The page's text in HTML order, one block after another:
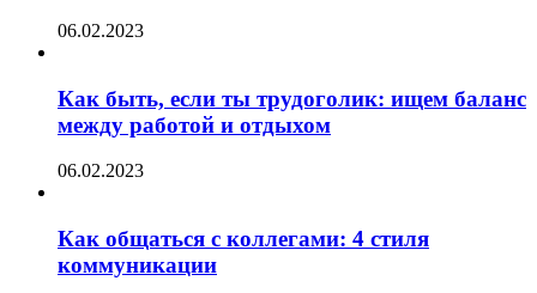
06.02.2023
Как быть, если ты трудоголик: ищем баланс
между работой и отдыхом
06.02.2023
Как общаться с коллегами: 4 стиля
коммуникации